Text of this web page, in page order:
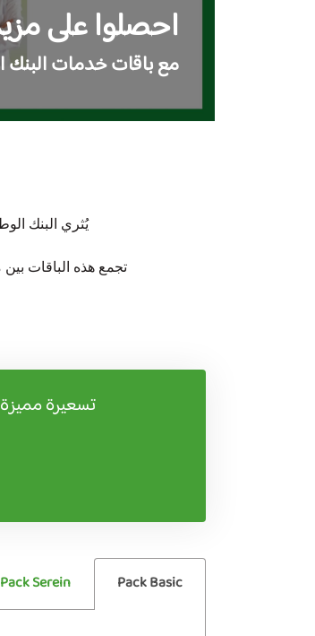
احصلوا على
مع باقات خدمات البنك
يُثري البنك
تجمع هذه الباقات
تسعيرة مميزة
Pack Basic
Pack Serein